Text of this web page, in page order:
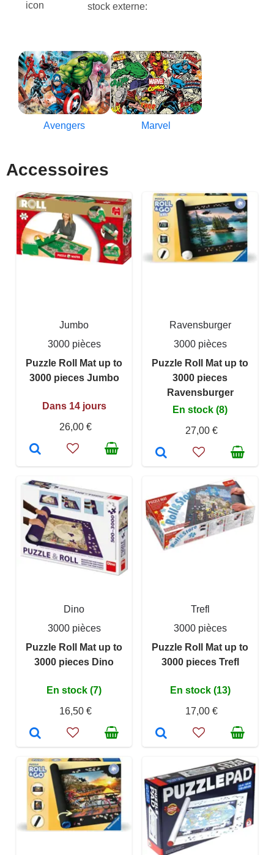
stock externe:
Avengers Marvel
Accessoires
Jumbo
3000 pièces
Puzzle Roll Mat up to
3000 pieces Jumbo
Dans 14 jours
26,00 €
Ravensburger
3000 pièces
Puzzle Roll Mat up to
3000 pieces
Ravensburger
En stock (8)
27,00 €
Dino
3000 pièces
Puzzle Roll Mat up to
3000 pieces Dino
En stock (7)
16,50 €
Trefl
3000 pièces
Puzzle Roll Mat up to
3000 pieces Trefl
En stock (13)
17,00 €